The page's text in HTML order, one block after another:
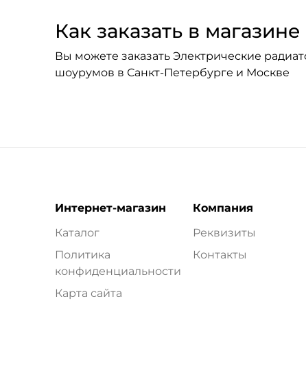
Как заказать в
Вы можете заказать Электрические
шоурумов в Санкт-Петербурге и Москве
Интернет-магазин
Каталог
Политика
конфиденциальности
Карта сайта
Компания
Реквизиты
Контакты